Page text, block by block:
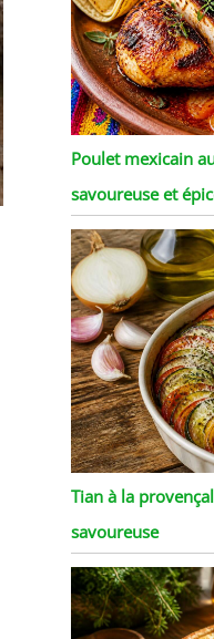
Poulet mexicain
savoureuse et
Tian à la
savoureuse